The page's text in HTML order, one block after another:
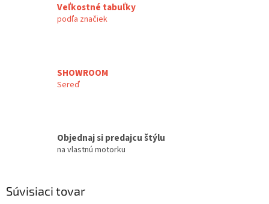
Veľkostné tabuľky
podľa značiek
SHOWROOM
Sereď
Objednaj si predajcu štýlu
na vlastnú motorku
Súvisiaci tovar